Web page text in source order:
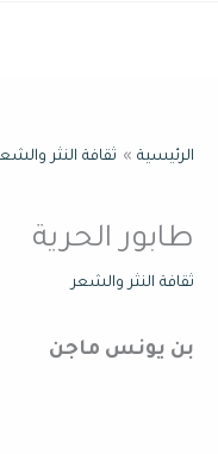
الرئيسية ثقافة النثر
طابور الحرية
ثقافة النثر والشعر
بن يونس ماجن